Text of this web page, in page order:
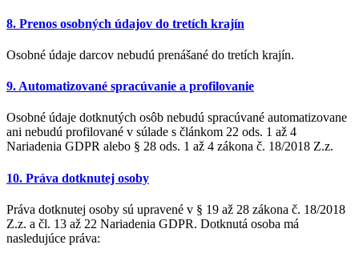
8. Prenos osobných údajov do tretích krajín
Osobné údaje darcov nebudú prenášané do tretích krajín.
9. Automatizované spracúvanie a profilovanie
Osobné údaje dotknutých osôb nebudú spracúvané automatizovane
ani nebudú profilované v súlade s článkom 22 ods. 1 až 4
Nariadenia GDPR alebo § 28 ods. 1 až 4 zákona č. 18/2018 Z.z.
10. Práva dotknutej osoby
Práva dotknutej osoby sú upravené v § 19 až 28 zákona č. 18/2018
Z.z. a čl. 13 až 22 Nariadenia GDPR. Dotknutá osoba má
nasledujúce práva: